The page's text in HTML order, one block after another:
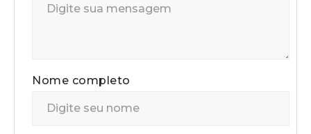
Nome completo